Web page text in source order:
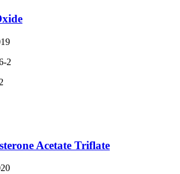
2
Acetate Triflate